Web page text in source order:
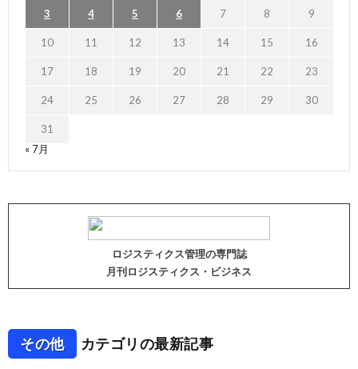
3 4 5 6 7 8 9
10 11 12 13 14 15 16
17 18 19 20 21 22 23
24 25 26 27 28 29 30
31
« 7月
ロジスティクス管理の専門誌
月刊ロジスティクス・ビジネス
その他 カテゴリの最新記事